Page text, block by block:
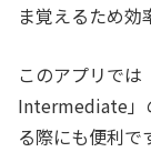
ま覚えるため効
このアプリで
Intermediate」
る際にも便利で